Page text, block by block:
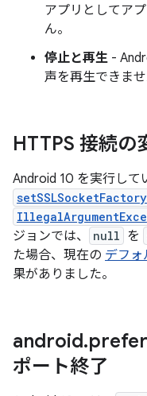
アプリとしてア
ん。
停止と再生 -
声を再生できませ
HTTPS 接続の
Android 10 を実行して
ジョンでは、
null を
た場合、現在の デフ
果がありました。
android.
ポート終了